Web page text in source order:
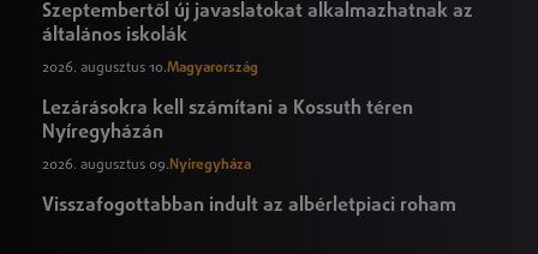
Szeptembertől új javaslatokat alkalmazhatnak az
általános iskolák
2026. augusztus 10.Magyarország
Lezárásokra kell számítani a Kossuth téren
Nyíregyházán
2026. augusztus 09. Nyíregyháza
Visszafogottabban indult az albérletpiaci roham